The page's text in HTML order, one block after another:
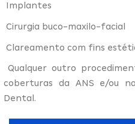
Implantes
Cirurgia buco-maxilo-facial
Clareamento com fins
Qualquer outro
coberturas da ANS e/ou
Dental.